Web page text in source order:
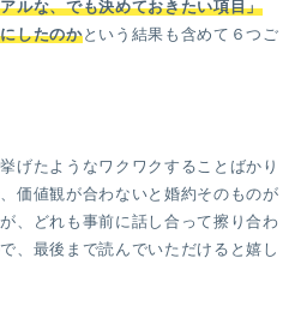
ルな、でも決めておきたい項目」
したのかという結果も含めて６つご
げたようなワクワクすることばかり
価値観が合わないと婚約そのものが
、どれも事前に話し合って擦り合わ
、最後まで読んでいただけると嬉し